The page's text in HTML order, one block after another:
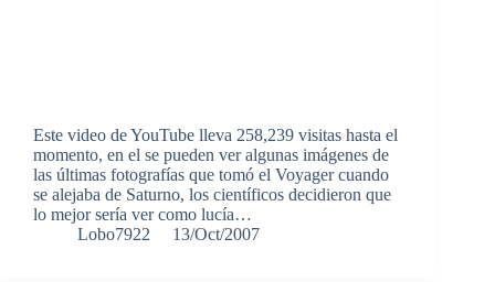
Este video de YouTube lleva 258,239 visitas hasta el
momento, en el se pueden ver algunas imágenes de
las últimas fotografías que tomó el Voyager cuando
se alejaba de Saturno, los científicos decidieron que
lo mejor sería ver como lucía…
Lobo7922
13/Oct/2007